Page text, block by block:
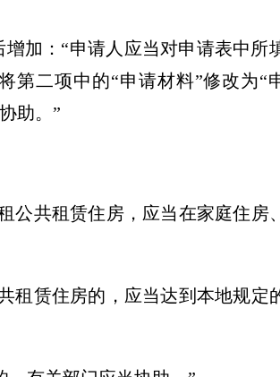
加：“申请人应当对申请表中所
第二项中的“申请材料”修改为“
助。”
公共租赁住房，应当在家庭住房
租赁住房的，应当达到本地规定